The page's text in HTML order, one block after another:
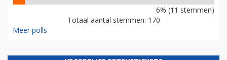
6% (11 stemmen)
Totaal aantal stemmen: 170
Meer polls